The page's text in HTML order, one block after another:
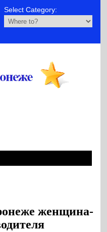
Select Category:
женщина-